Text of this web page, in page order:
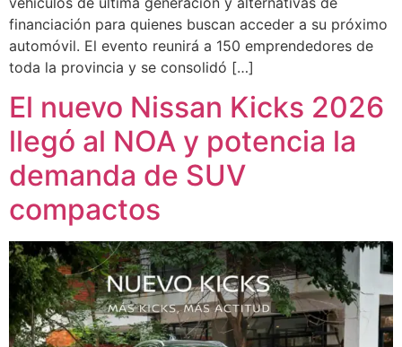
financiación para quienes buscan acceder a su próximo
automóvil. El evento reunirá a 150 emprendedores de
toda la provincia y se consolidó […]
El nuevo Nissan Kicks 2026
llegó al NOA y potencia la
demanda de SUV
compactos